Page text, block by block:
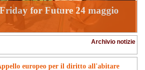
for Future 24 maggio
Archivio notizie
europeo per il diritto all'abitare